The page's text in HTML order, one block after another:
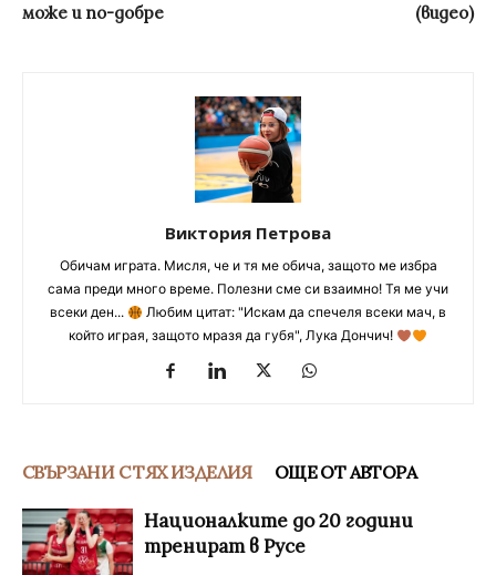
може и по-добре
(видео)
Виктория Петрова
Обичам играта. Мисля, че и тя ме обича, защото ме избра
сама преди много време. Полезни сме си взаимно! Тя ме учи
всеки ден...
Любим цитат: "Искам да спечеля всеки мач, в
който играя, защото мразя да губя", Лука Дончич!
СВЪРЗАНИ С ТЯХ ИЗДЕЛИЯ ОЩЕ ОТ АВТОРА
Националките до 20 години
тренират в Русе